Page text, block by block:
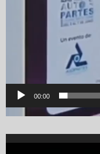
00:00
Video